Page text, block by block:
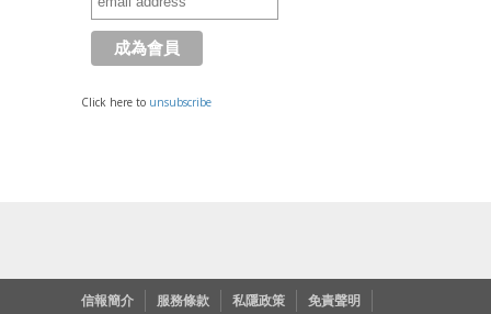
Click here to unsubscribe
信報簡介 服務條款 私隱政策
免責聲明